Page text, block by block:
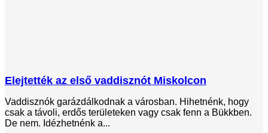
Elejtették az első vaddisznót Miskolcon
Vaddisznók garázdálkodnak a városban. Hihetnénk, hogy
csak a távoli, erdős területeken vagy csak fenn a Bükkben.
De nem. Idézhetnénk a...